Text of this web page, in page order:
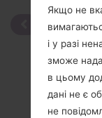
Якщо не
і у разі
зможе
в цьому
дані не є
не